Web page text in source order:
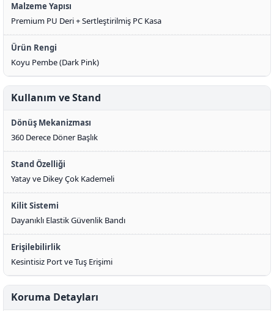
Malzeme Yapısı
Premium PU Deri + Sertleştirilmiş PC Kasa
Ürün Rengi
Koyu Pembe (Dark Pink)
Kullanım ve Stand
Dönüş Mekanizması
360 Derece Döner Başlık
Stand Özelliği
Yatay ve Dikey Çok Kademeli
Kilit Sistemi
Dayanıklı Elastik Güvenlik Bandı
Erişilebilirlik
Kesintisiz Port ve Tuş Erişimi
Koruma Detayları